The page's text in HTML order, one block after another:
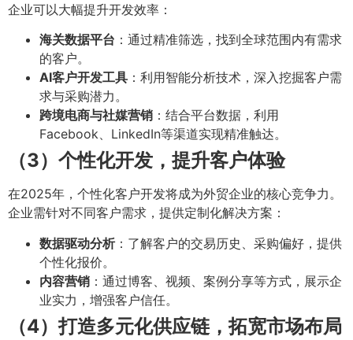
企业可以大幅提升开发效率：
海关数据平台 ：通过精准筛选，找到全球范围内有需求
的客户。
AI客户开发工具 ：利用智能分析技术，深入挖掘客户需
求与采购潜力。
跨境电商与社媒营销 ：结合平台数据，利用
Facebook、LinkedIn等渠道实现精准触达。
（3）个性化开发，提升客户体验
在2025年，个性化客户开发将成为外贸企业的核心竞争力。
企业需针对不同客户需求，提供定制化解决方案：
数据驱动分析：了解客户的交易历史、采购偏好，提供
个性化报价。
内容营销 ：通过博客、视频、案例分享等方式，展示企
业实力，增强客户信任。
（4）打造多元化供应链，拓宽市场布局